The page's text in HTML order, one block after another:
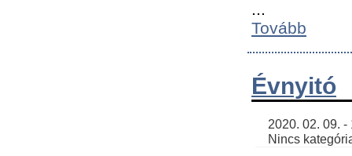
Tovább
Évnyitó
Nincs